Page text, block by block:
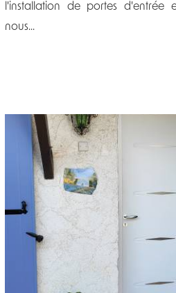
l'installation de portes d'entrée
nous...